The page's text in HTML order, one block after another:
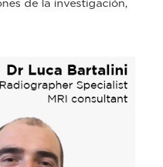
de la investigación,